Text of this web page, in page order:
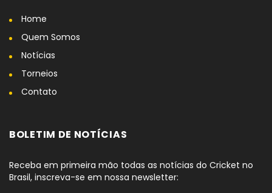
Home
Quem Somos
Notícias
Torneios
Contato
BOLETIM DE NOTÍCIAS
Receba em primeira mão todas as notícias do Cricket no
Brasil, inscreva-se em nossa newsletter: